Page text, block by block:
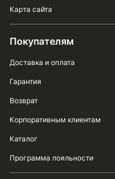
Карта сайта
Покупателям
Доставка и оплата
Гарантия
Возврат
Корпоративным клиентам
Каталог
Программа лояльности